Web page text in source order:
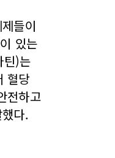
들이
있는
틴)는
혈당
전하고
다.